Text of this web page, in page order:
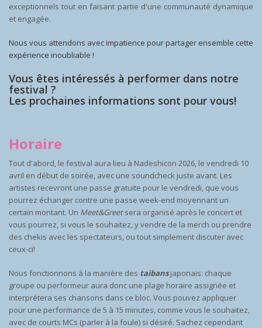
exceptionnels tout en faisant partie d'une communauté dynamique
et engagée.
Nous vous attendons avec impatience pour partager ensemble cette
expérience inoubliable !
Vous êtes intéressés à performer dans notre
festival ?
Les prochaines informations sont pour vous!
Horaire
Tout d'abord, le festival aura lieu à Nadeshicon 2026, le vendredi 10
avril en début de soirée, avec une soundcheck juste avant. Les
artistes recevront une passe gratuite pour le vendredi, que vous
pourrez échanger contre une passe week-end moyennant un
certain montant. Un Meet&Greetsera organisé après le concert et
vous pourrez, si vous le souhaitez, y vendre de la merch ou prendre
des chekis avec les spectateurs, ou tout simplement discuter avec
ceux-ci!
Nous fonctionnons à la manière des taibansjaponais: chaque
groupe ou performeur aura donc une plage horaire assignée et
interprétera ses chansons dans ce bloc. Vous pouvez appliquer
pour une performance de 5 à 15 minutes, comme vous le souhaitez,
avec de courts MCs (parler à la foule) si désiré. Sachez cependant